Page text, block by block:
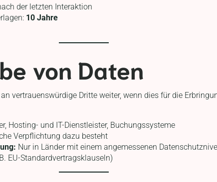
der letzten Interaktion
10 Jahre
von Daten
vertrauenswürdige Dritte weiter, wenn dies für die
Hosting- und IT-Dienstleister, Buchungssysteme
Verpflichtung dazu besteht
Nur in Länder mit einem angemessenen
EU-Standardvertragsklauseln)